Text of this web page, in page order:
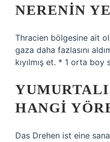
NERENIN
Thracien bölgesine ait
gaza daha fazlasını
kıyılmış et. * 1 orta boy
HANGI
Das Drehen ist eine